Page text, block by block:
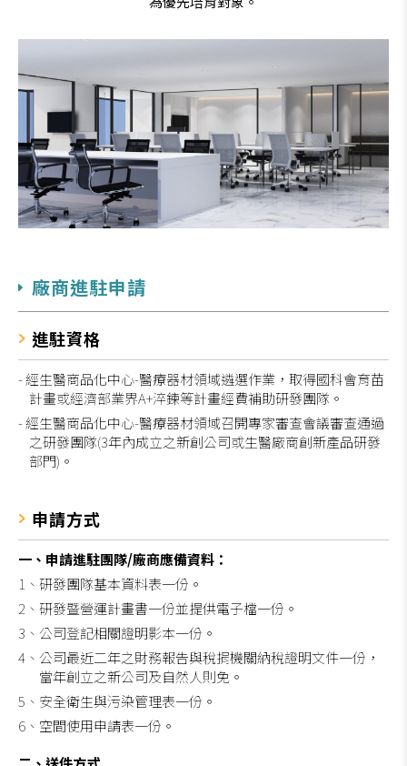
廠商進駐申請
進駐資格
- 經生醫商品化中心-醫療器材領域遴選作業，取得國科會育苗
計畫或經濟部業界A+淬鍊等計畫經費補助研發團隊。
- 經生醫商品化中心-醫療器材領域召開專家審查會議審查通過
之研發團隊(3年內成立之新創公司或生醫廠商創新產品研發
部門)。
申請方式
一、申請進駐團隊/廠商應備資料：
1、研發團隊基本資料表一份。
2、研發暨營運計畫書一份並提供電子檔一份。
3、公司登記相關證明影本一份。
4、公司最近二年之財務報告與稅捐機關納稅證明文件一份，
當年創立之新公司及自然人則免。
5、安全衛生與污染管理表一份。
6、空間使用申請表一份。